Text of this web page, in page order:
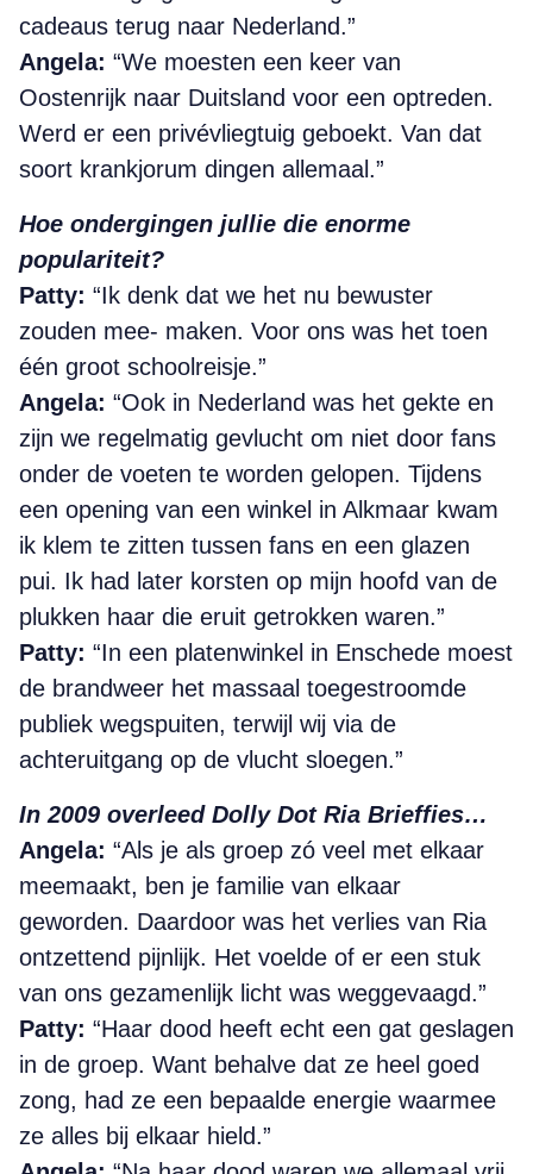
cadeaus terug naar Nederland.”
Angela: “We moesten een keer van
Oostenrijk naar Duitsland voor een optreden.
Werd er een privévliegtuig geboekt. Van dat
soort krankjorum dingen allemaal.”
Hoe ondergingen jullie die enorme
populariteit?
Patty: “Ik denk dat we het nu bewuster
zouden mee- maken. Voor ons was het toen
één groot schoolreisje.”
Angela: “Ook in Nederland was het gekte en
zijn we regelmatig gevlucht om niet door fans
onder de voeten te worden gelopen. Tijdens
een opening van een winkel in Alkmaar kwam
ik klem te zitten tussen fans en een glazen
pui. Ik had later korsten op mijn hoofd van de
plukken haar die eruit getrokken waren.”
Patty: “In een platenwinkel in Enschede moest
de brandweer het massaal toegestroomde
publiek wegspuiten, terwijl wij via de
achteruitgang op de vlucht sloegen.”
In 2009 overleed Dolly Dot Ria Brieffies…
Angela: “Als je als groep zó veel met elkaar
meemaakt, ben je familie van elkaar
geworden. Daardoor was het verlies van Ria
ontzettend pijnlijk. Het voelde of er een stuk
van ons gezamenlijk licht was weggevaagd.”
Patty: “Haar dood heeft echt een gat geslagen
in de groep. Want behalve dat ze heel goed
zong, had ze een bepaalde energie waarmee
ze alles bij elkaar hield.”